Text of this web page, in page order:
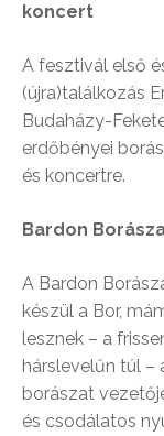
koncert
A fesztivál első
(újra)találkozás
Budaházy-
erdőbényei
és koncertre.
Bardon
A Bardon
készül a Bor,
lesznek – a
hárslevelűn túl –
borászat
és csodálatos